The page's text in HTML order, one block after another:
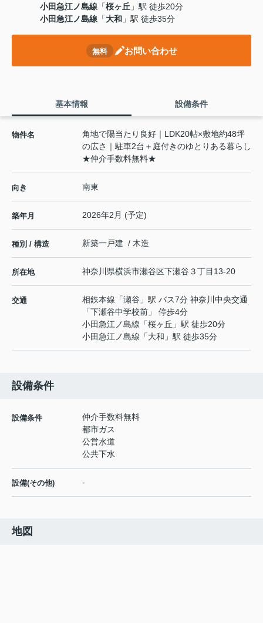
小田急江ノ島線 「桜ヶ丘 」駅 徒歩20分
小田急江ノ島線 「大和 」駅 徒歩35分
無料 お問い合わせ
基本情報 設備条件
物件名
角地で陽当たり良好｜LDK20帖×敷地約48坪
の広さ｜駐車2台＋庭付きのゆとりある暮らし
★仲介手数料無料★
向き 南東
築年月 2026年2月 (予定)
種別 / 構造 新築一戸建 / 木造
所在地 神奈川県横浜市瀬谷区下瀬谷 ３丁目13-20
交通 相鉄本線 「瀬谷 」駅 バス7分 神奈川中央交通
「下瀬谷中学校前」 停歩4分
小田急江ノ島線 「桜ヶ丘 」駅 徒歩20分
小田急江ノ島線 「大和 」駅 徒歩35分
設備条件
設備条件
仲介手数料無料
都市ガス
公営水道
公共下水
設備(その他) -
地図